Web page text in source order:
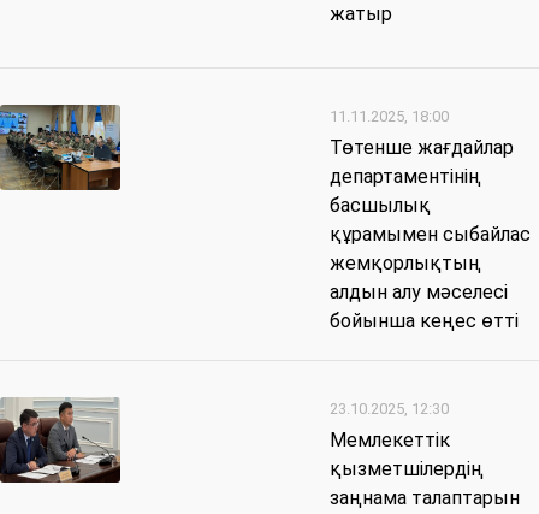
жатыр
11.11.2025, 18:00
Төтенше жағдайлар
департаментінің
басшылық
құрамымен сыбайлас
жемқорлықтың
алдын алу мәселесі
бойынша кеңес өтті
23.10.2025, 12:30
Мемлекеттік
қызметшілердің
заңнама талаптарын